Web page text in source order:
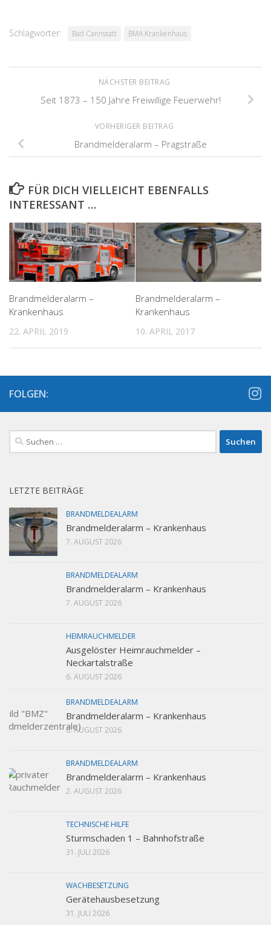
Schlagwörter: Bad Cannstatt BMA Krankenhaus
NÄCHSTER BEITRAG
Seit 1873 – 150 Jahre Freiwillige Feuerwehr!
VORHERIGER BEITRAG
Brandmelderalarm – Pragstraße
FÜR DICH VIELLEICHT EBENFALLS
INTERESSANT …
Brandmelderalarm –
Krankenhaus
22. APRIL 2019
Brandmelderalarm –
Krankenhaus
10. APRIL 2017
FOLGEN:
Suchen
nach:
LETZTE BEITRÄGE
BRANDMELDEALARM
Brandmelderalarm – Krankenhaus
7. AUGUST 2026
BRANDMELDEALARM
Brandmelderalarm – Krankenhaus
7. AUGUST 2026
HEIMRAUCHMELDER
Ausgelöster Heimrauchmelder –
Neckartalstraße
6. AUGUST 2026
BRANDMELDEALARM
Brandmelderalarm – Krankenhaus
6. AUGUST 2026
BRANDMELDEALARM
Brandmelderalarm – Krankenhaus
2. AUGUST 2026
TECHNISCHE HILFE
Sturmschaden 1 – Bahnhofstraße
31. JULI 2026
WACHBESETZUNG
Gerätehausbesetzung
31. JULI 2026